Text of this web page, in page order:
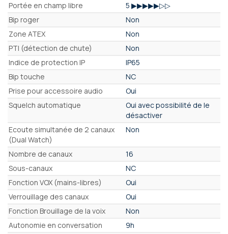
Portée en champ libre
5 ▶▶▶▶▶▷▷
Bip roger
Non
Zone ATEX
Non
PTI (détection de chute)
Non
Indice de protection IP
IP65
Bip touche
NC
Prise pour accessoire audio
Oui
Squelch automatique
Oui avec possibilité de le
désactiver
Ecoute simultanée de 2 canaux
(Dual Watch)
Non
Nombre de canaux
16
Sous-canaux
NC
Fonction VOX (mains-libres)
Oui
Verrouillage des canaux
Oui
Fonction Brouillage de la voix
Non
Autonomie en conversation
9h